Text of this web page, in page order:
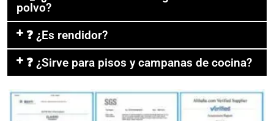
polvo?
❓ ¿Es rendidor?
❓ ¿Sirve para pisos y campanas de cocina?